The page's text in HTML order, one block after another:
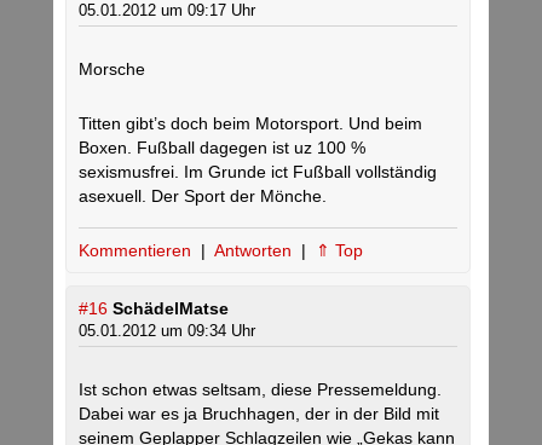
05.01.2012 um 09:17 Uhr
Morsche
Titten gibt’s doch beim Motorsport. Und beim
Boxen. Fußball dagegen ist uz 100 %
sexismusfrei. Im Grunde ict Fußball vollständig
asexuell. Der Sport der Mönche.
Kommentieren | Antworten | ⇑ Top
#16 SchädelMatse
05.01.2012 um 09:34 Uhr
Ist schon etwas seltsam, diese Pressemeldung.
Dabei war es ja Bruchhagen, der in der Bild mit
seinem Geplapper Schlagzeilen wie „Gekas kann